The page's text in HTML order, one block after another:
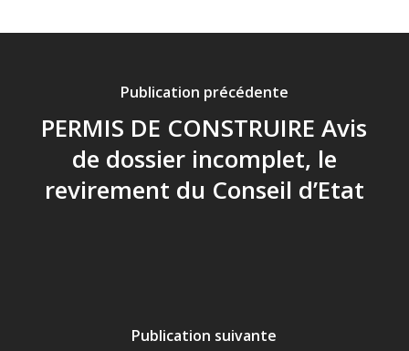
Publication précédente
PERMIS DE CONSTRUIRE Avis
de dossier incomplet, le
revirement du Conseil d’Etat
Publication suivante